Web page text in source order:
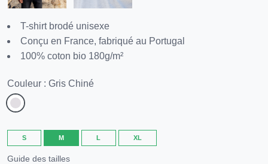
T-shirt brodé unisexe
Conçu en France, fabriqué au Portugal
100% coton bio 180g/m²
Couleur : Gris Chiné
S M L XL
Guide des tailles